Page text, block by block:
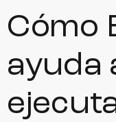
Cómo
ayuda